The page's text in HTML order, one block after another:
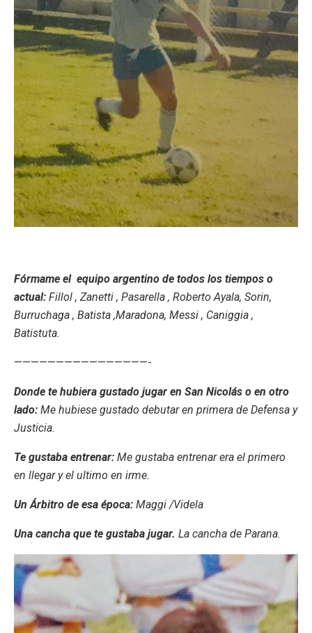
Fórmame el equipo argentino de todos los tiempos o
actual: Fillol , Zanetti , Pasarella , Roberto Ayala, Sorin,
Burruchaga , Batista ,Maradona, Messi , Caniggia ,
Batistuta.
————————————————-
Donde te hubiera gustado jugar en San Nicolás o en otro
lado: Me hubiese gustado debutar en primera de Defensa y
Justicia.
Te gustaba entrenar: Me gustaba entrenar era el primero
en llegar y el ultimo en irme.
Un Árbitro de esa época: Maggi /Videla
Una cancha que te gustaba jugar. La cancha de Parana.